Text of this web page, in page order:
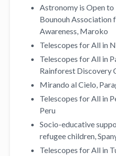
Astronomy is Open to
Bounouh Association
Awareness, Maroko
Telescopes for All in
Telescopes for All in
Rainforest Discovery
Mirando al Cielo,
Telescopes for All in
Peru
Socio-educative
refugee children,
Telescopes for All in